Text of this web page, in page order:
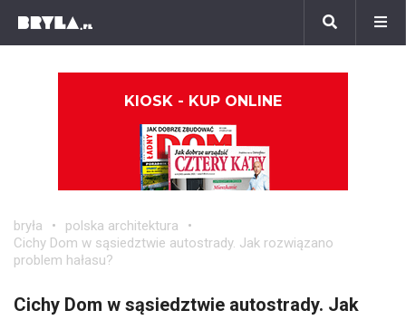
KIOSK - KUP ONLINE
bryła
polska architektura
Cichy Dom w sąsiedztwie autostrady. Jak rozwiązano
problem hałasu?
Cichy Dom w sąsiedztwie autostrady. Jak